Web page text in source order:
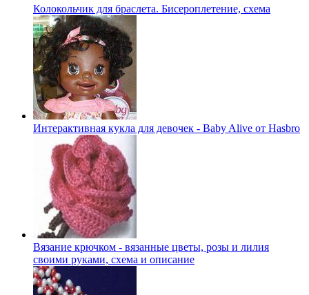
Колокольчик для браслета. Бисероплетение, схема
Интерактивная кукла для девочек - Baby Alive от Hasbro
Вязание крючком - вязанные цветы, розы и лилия
своими руками, схема и описание